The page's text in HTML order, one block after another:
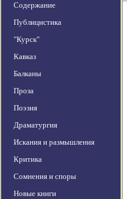
Содержание
Публицистика
"Курск"
Кавказ
Балканы
Проза
Поэзия
Драматургия
Искания и размышления
Критика
Сомнения и споры
Новые книги